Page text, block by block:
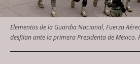
Elementos de la Guardia Nacional, Fuerza
desfilan ante la primera Presidenta de México.